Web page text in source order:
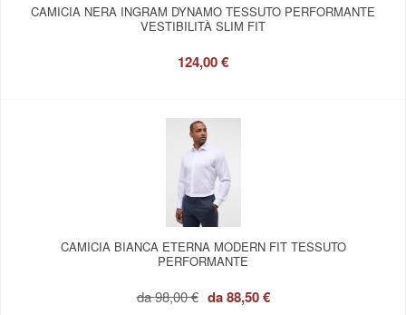
CAMICIA NERA INGRAM DYNAMO TESSUTO PERFORMANTE
VESTIBILITÀ SLIM FIT
124,00 €
CAMICIA BIANCA ETERNA MODERN FIT TESSUTO
PERFORMANTE
da98,00 € da88,50 €